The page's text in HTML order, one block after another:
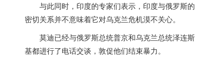
与此同时， 印度的专家们表示， 印度与俄罗斯的
密切关系并不意味着它对乌克兰危机漠不关心。
莫迪已经与俄罗斯总统普京和乌克兰总统泽连斯
基都进行了电话交谈，敦促他们结束暴力。